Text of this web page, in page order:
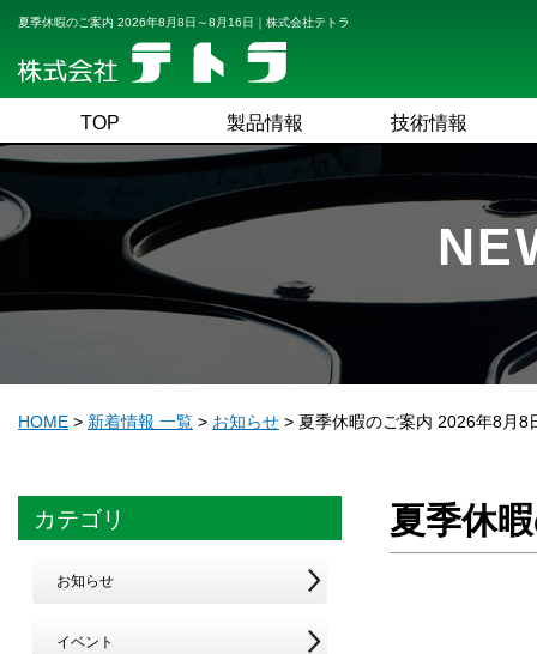
夏季休暇のご案内 2026年8月8日～8月16日｜株式会社テトラ
TOP 製品情報 技術情報
HOME > 新着情報 一覧 > お知らせ > 夏季休暇のご案内 2026年8月8
夏季休
カテゴリ
お知らせ
イベント